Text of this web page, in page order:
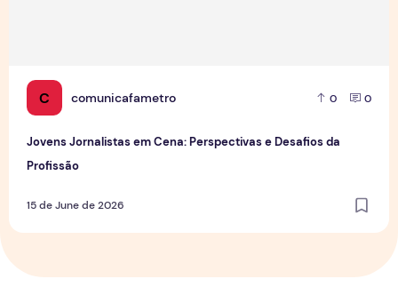
C comunicafametro 0 0
Jovens Jornalistas em Cena: Perspectivas e Desafios da
Profissão
15 de June de 2026